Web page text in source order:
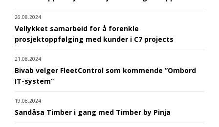
26.08.2024
Vellykket samarbeid for å forenkle
prosjektoppfølging med kunder i C7 projects
21.08.2024
Bivab velger FleetControl som kommende ”Ombord
IT-system”
19.08.2024
Sandåsa Timber i gang med Timber by Pinja